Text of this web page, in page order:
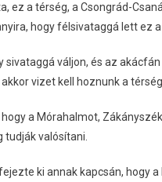
ez a térség, a Csongrád-
hogy félsivataggá lett ez
sivataggá váljon, és az
vizet kell hoznunk a
a Mórahalmot,
valósítani.
ki annak kapcsán, hogy